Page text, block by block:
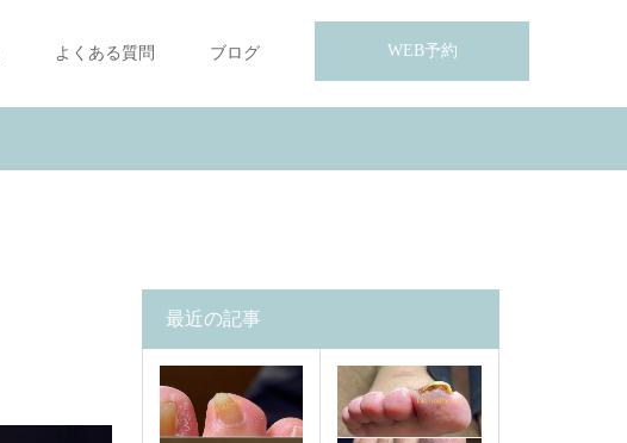
WEB予約
よくある質問 ブログ
最近の記事